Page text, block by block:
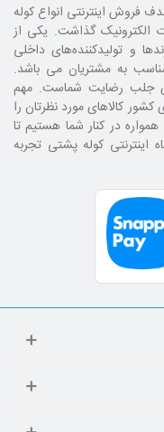
۹۳ با هدف فروش اینترنتی انواع کوله
الکترونیک گذاشت. یکی از
و تولیدکننده‌های داخلی
به مشتریان می باشد.
جلب رضایت شماست. مهم
کالا‌های مورد نظرتان را
در کنار شما هستیم تا
اینترنتی کوله پشتی تجربه